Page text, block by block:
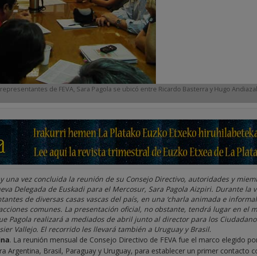
de FEVA, Sara Pagola se ubicó entre Ricardo Basterra y Hugo
una vez concluida la reunión de su Consejo Directivo, autoridades y
Delegada de Euskadi para el Mercosur, Sara Pagola Aizpiri. Durante la
de diversas casas vascas del país, en una ‘charla animada e
comunes. La presentación oficial, no obstante, tendrá lugar en el
Pagola realizará a mediados de abril junto al director para los
Vallejo. El recorrido les llevará también a Uruguay y Brasil.
. La reunión mensual de Consejo Directivo de FEVA fue el marco elegido
Argentina, Brasil, Paraguay y Uruguay, para establecer un primer contacto